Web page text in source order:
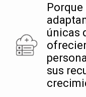
únicas
sus